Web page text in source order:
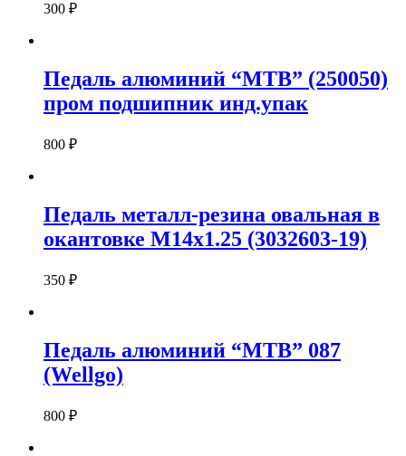
300 ₽
Педаль алюминий “MTB” (250050)
пром подшипник инд.упак
800 ₽
Педаль металл-резина овальная в
окантовке М14х1.25 (3032603-19)
350 ₽
Педаль алюминий “MTB” 087
(Wellgo)
800 ₽